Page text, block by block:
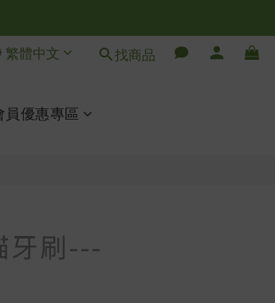
繁體中文 找商品
員優惠專區
牙刷---
立即購買